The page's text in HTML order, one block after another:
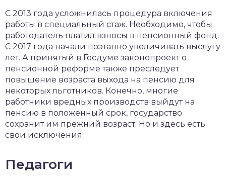
С 2013 года усложнилась процедура включения
работы в специальный стаж. Необходимо, чтобы
работодатель платил взносы в пенсионный фонд.
С 2017 года начали поэтапно увеличивать выслугу
лет. А принятый в Госдуме законопроект о
пенсионной реформе также преследует
повышение возраста выхода на пенсию для
некоторых льготников. Конечно, многие
работники вредных производств выйдут на
пенсию в положенный срок, государство
сохранит им прежний возраст. Но и здесь есть
свои исключения.
Педагоги